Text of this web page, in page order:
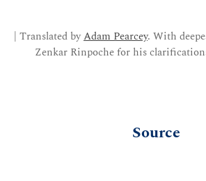
| Translated byAdam Pearcey. With
Zenkar Rinpoche for his
Source